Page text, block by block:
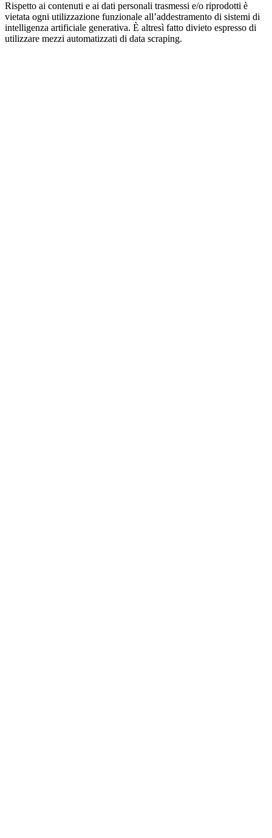
Rispetto ai contenuti e ai dati personali trasmessi e/o riprodotti è
vietata ogni utilizzazione funzionale all’addestramento di sistemi di
intelligenza artificiale generativa. È altresì fatto divieto espresso di
utilizzare mezzi automatizzati di data scraping.